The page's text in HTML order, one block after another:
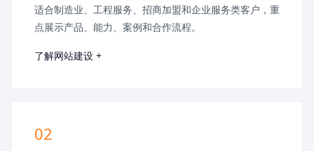
适合制造业、工程服务、招商加盟和企业服务类客户，重
点展示产品、能力、案例和合作流程。
了解网站建设 +
02